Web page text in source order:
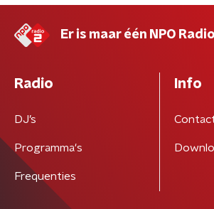
Er is maar één NPO
Radio
DJ’s
Programma's
Frequenties
Info